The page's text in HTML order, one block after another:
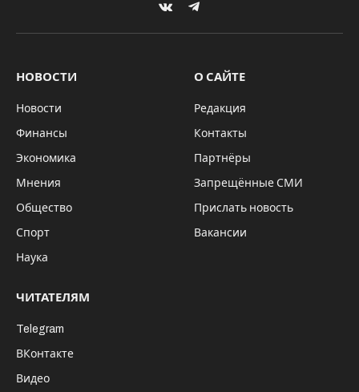
В Новосибирском краеведческом музее
вскрыли капсулу времени, заложенную 14
лауреатов почётного звания «Гражданин
ХХ века Новосибирской области», и в
завершение церемонии с их участием